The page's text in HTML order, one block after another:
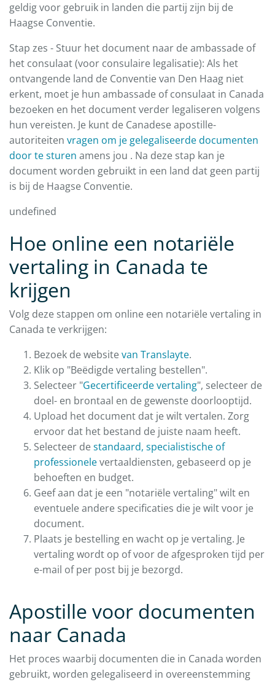
geldig voor gebruik in landen die partij zijn bij de
Haagse Conventie.
Stap zes - Stuur het document naar de ambassade of
het consulaat (voor consulaire legalisatie): Als het
ontvangende land de Conventie van Den Haag niet
erkent, moet je hun ambassade of consulaat in Canada
bezoeken en het document verder legaliseren volgens
hun vereisten. Je kunt de Canadese apostille-
autoriteiten vragen om je gelegaliseerde documenten
door te sturen amens jou . Na deze stap kan je
document worden gebruikt in een land dat geen partij
is bij de Haagse Conventie.
undefined
Hoe online een notariële
vertaling in Canada te
krijgen
Volg deze stappen om online een notariële vertaling in
Canada te verkrijgen:
Bezoek de websitevan Translayte.
Klik op "Beëdigde vertaling bestellen".
Selecteer "Gecertificeerde vertaling", selecteer de
doel- en brontaal en de gewenste doorlooptijd.
Upload het document dat je wilt vertalen. Zorg
ervoor dat het bestand de juiste naam heeft.
Selecteer destandaard, specialistische of
professionelevertaaldiensten, gebaseerd op je
behoeften en budget.
Geef aan dat je een "notariële vertaling" wilt en
eventuele andere specificaties die je wilt voor je
document.
Plaats je bestelling en wacht op je vertaling. Je
vertaling wordt op of voor de afgesproken tijd per
e-mail of per post bij je bezorgd.
Apostille voor documenten
naar Canada
Het proces waarbij documenten die in Canada worden
gebruikt, worden gelegaliseerd in overeenstemming